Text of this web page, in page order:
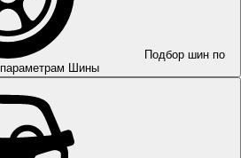
Подбор шин по
параметрам
Шины